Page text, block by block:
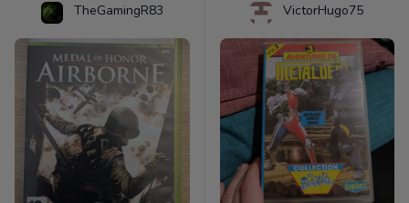
TheGamingR83 VictorHugo75